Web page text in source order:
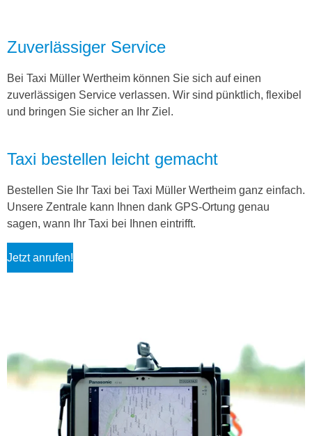
Zuverlässiger Service
Bei Taxi Müller Wertheim können Sie sich auf einen
zuverlässigen Service verlassen. Wir sind pünktlich, flexibel
und bringen Sie sicher an Ihr Ziel.
Taxi bestellen leicht gemacht
Bestellen Sie Ihr Taxi bei Taxi Müller Wertheim ganz einfach.
Unsere Zentrale kann Ihnen dank GPS-Ortung genau
sagen, wann Ihr Taxi bei Ihnen eintrifft.
Jetzt anrufen!